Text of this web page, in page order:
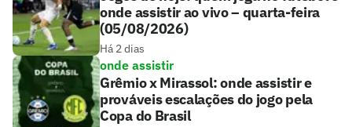
onde assistir ao vivo – quarta-feira
(05/08/2026)
Há 2 dias
onde assistir
Grêmio x Mirassol: onde assistir e
prováveis escalações do jogo pela
Copa do Brasil